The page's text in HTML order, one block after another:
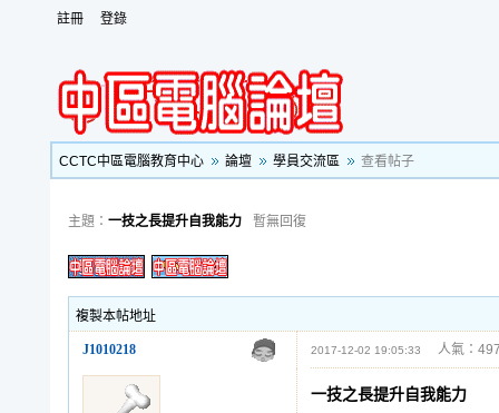
註冊 登錄
CCTC中區電腦教育中心 論壇 學員交流區 查看帖子
主題： 一技之長提升自我能力 暫無回復
複製本帖地址
J1010218 2017-12-02 19:05:33 人氣：
一技之長提升自我能力